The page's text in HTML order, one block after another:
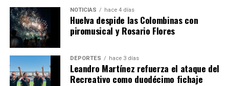
NOTICIAS hace 4 días
Huelva despide las Colombinas con
piromusical y Rosario Flores
DEPORTES hace 3 días
Leandro Martínez refuerza el ataque del
Recreativo como duodécimo fichaje